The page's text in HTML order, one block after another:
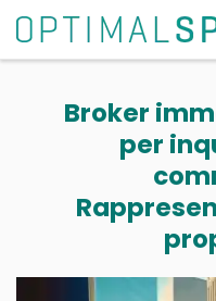
Broker
per